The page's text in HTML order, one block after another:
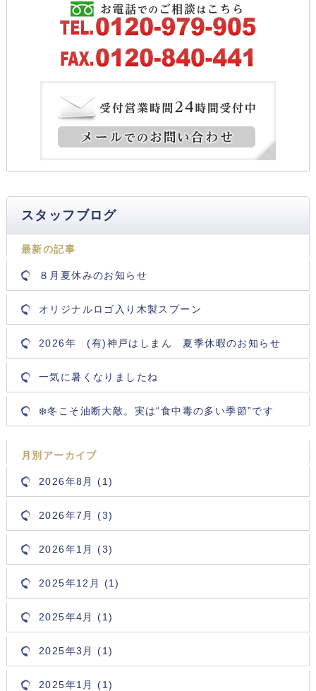
スタッフブログ
最新の記事
８月夏休みのお知らせ
オリジナルロゴ入り木製スプーン
2026年 (有)神戸はしまん 夏季休暇のお知らせ
一気に暑くなりましたね
❄️冬こそ油断大敵。実は“食中毒の多い季節”です
月別アーカイブ
2026年8月 (1)
2026年7月 (3)
2026年1月 (3)
2025年12月 (1)
2025年4月 (1)
2025年3月 (1)
2025年1月 (1)